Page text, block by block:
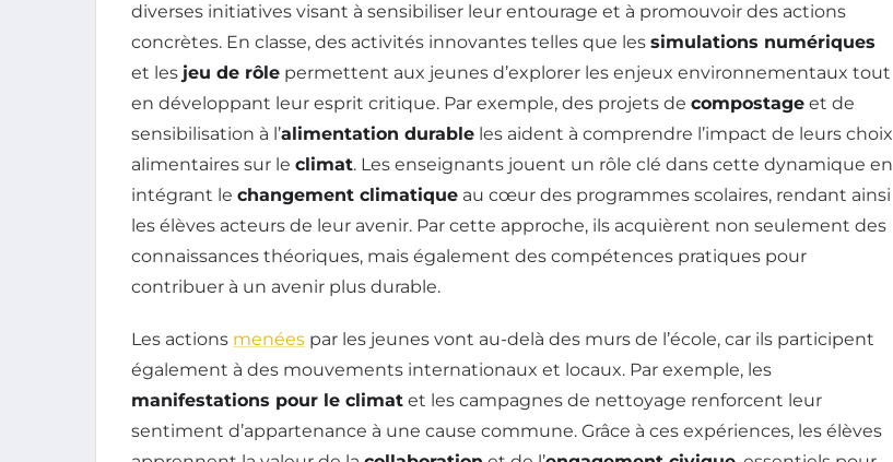
diverses initiatives visant à sensibiliser leur entourage et à promouvoir des actions
concrètes. En classe, des activités innovantes telles que les simulations numériques
et les jeu de rôle permettent aux jeunes d’explorer les enjeux environnementaux tout
en développant leur esprit critique. Par exemple, des projets de compostage et de
sensibilisation à l’alimentation durable les aident à comprendre l’impact de leurs choix
alimentaires sur le climat. Les enseignants jouent un rôle clé dans cette dynamique en
intégrant le changement climatique au cœur des programmes scolaires, rendant ainsi
les élèves acteurs de leur avenir. Par cette approche, ils acquièrent non seulement des
connaissances théoriques, mais également des compétences pratiques pour
contribuer à un avenir plus durable.
Les actions menées par les jeunes vont au-delà des murs de l’école, car ils participent
également à des mouvements internationaux et locaux. Par exemple, les
manifestations pour le climat et les campagnes de nettoyage renforcent leur
sentiment d’appartenance à une cause commune. Grâce à ces expériences, les élèves